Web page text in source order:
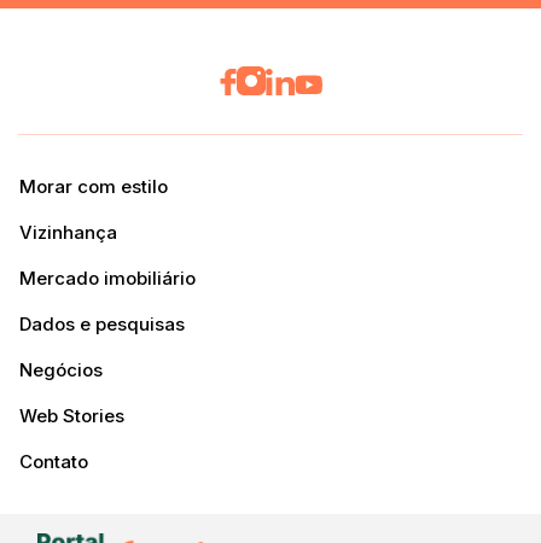
Morar com estilo
Vizinhança
Mercado imobiliário
Dados e pesquisas
Negócios
Web Stories
Contato